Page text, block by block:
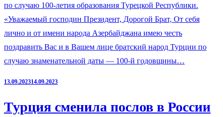
по случаю 100-летия образования Турецкой Республики.
«Уважаемый господин Президент, Дорогой Брат, От себя
лично и от имени народа Азербайджана имею честь
поздравить Вас и в Вашем лице братский народ Турции по
случаю знаменательной даты — 100-й годовщины…
13.09.202314.09.2023
Турция сменила послов в России